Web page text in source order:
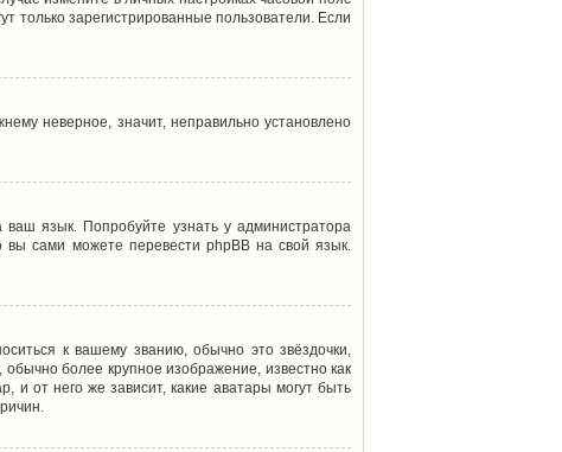
только зарегистрированные пользователи. Если
неверное, значит, неправильно установлено
язык. Попробуйте узнать у администратора
вы сами можете перевести phpBB на свой язык.
к вашему званию, обычно это звёздочки,
более крупное изображение, известно как
и от него же зависит, какие аватары могут быть